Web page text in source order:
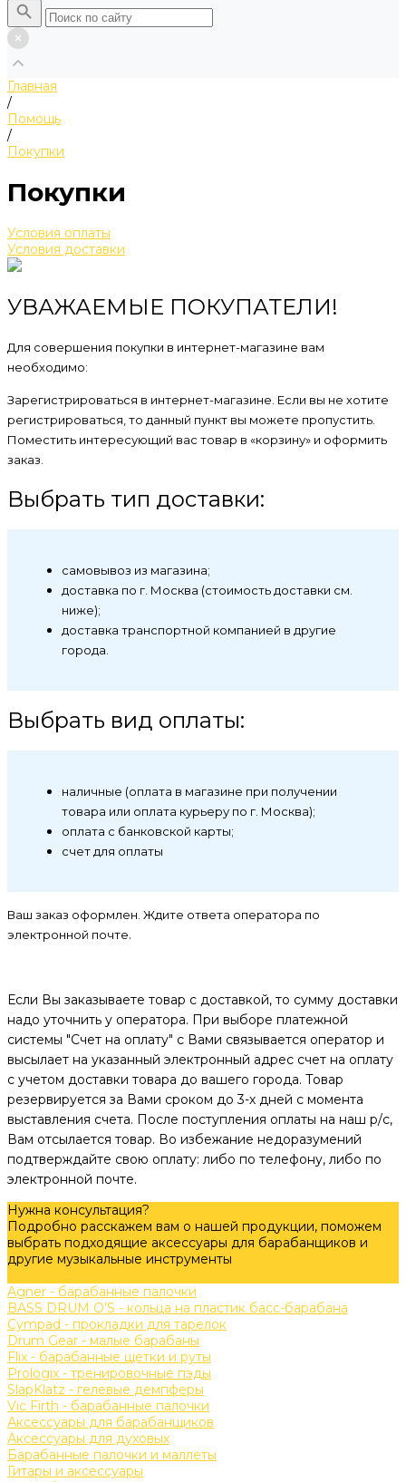
Главная
/
Помощь
/
Покупки
Покупки
Условия оплаты
Условия доставки
УВАЖАЕМЫЕ ПОКУПАТЕЛИ!
Для совершения покупки в интернет-магазине вам
необходимо:
Зарегистрироваться в интернет-магазине. Если вы не хотите
регистрироваться, то данный пункт вы можете пропустить.
Поместить интересующий вас товар в «корзину» и оформить
заказ.
Выбрать тип доставки:
самовывоз из магазина;
доставка по г. Москва (стоимость доставки см.
ниже);
доставка транспортной компанией в другие
города.
Выбрать вид оплаты:
наличные (оплата в магазине при получении
товара или оплата курьеру по г. Москва);
оплата с банковской карты;
счет для оплаты
Ваш заказ оформлен. Ждите ответа оператора по
электронной почте.
Если Вы заказываете товар с доставкой, то сумму доставки
надо уточнить у оператора. При выборе платежной
системы "Счет на оплату" с Вами связывается оператор и
высылает на указанный электронный адрес счет на оплату
с учетом доставки товара до вашего города. Товар
резервируется за Вами сроком до 3-х дней с момента
выставления счета. После поступления оплаты на наш р/с,
Вам отсылается товар. Во избежание недоразумений
подтверждайте свою оплату: либо по телефону, либо по
электронной почте.
Нужна консультация?
Подробно расскажем вам о нашей продукции, поможем
выбрать подходящие аксессуары для барабанщиков и
другие музыкальные инструменты
Agner - барабанные палочки
BASS DRUM O’S - кольца на пластик басс-барабана
Cympad - прокладки для тарелок
Drum Gear - малые барабаны
Flix - барабанные щетки и руты
Prologix - тренировочные пэды
SlapKlatz - гелевые демпферы
Vic Firth - барабанные палочки
Аксессуары для барабанщиков
Аксессуары для духовых
Барабанные палочки и маллеты
Гитары и аксессуары